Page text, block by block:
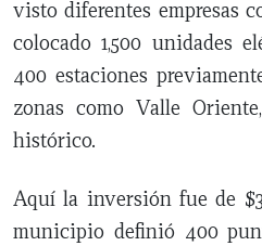
visto diferentes empresas
colocado 1,500 unidades
400 estaciones
zonas como Valle
histórico.
Aquí la inversión fue de
municipio definió 400